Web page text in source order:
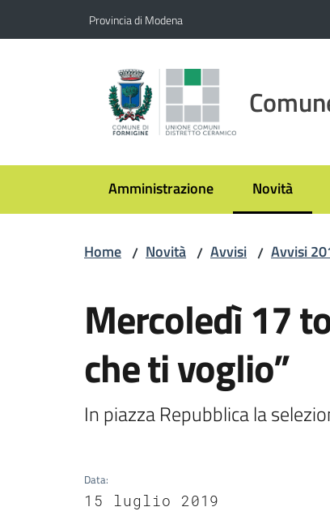
Provincia di Modena
Amministrazione Novità
Menu
Home / Novità / Avvisi / Avvisi
Mercoledì 17
che ti voglio”
In piazza Repubblica la
Data:
15 luglio 2019